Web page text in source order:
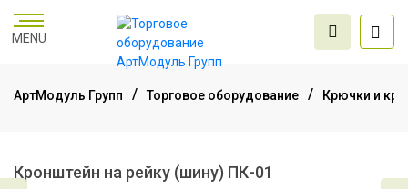
MENU
оборудование
АртМодуль Групп Торговое оборудование Крючки и
Кронштейн на рейку (шину) ПК-01